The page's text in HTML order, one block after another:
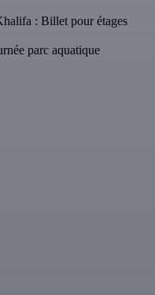
: Billet pour étages
parc aquatique